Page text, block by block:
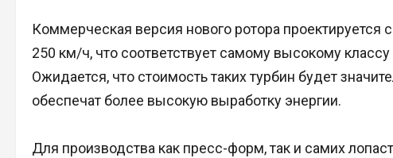
Коммерческая версия нового ротора проектируется
250 км/ч, что соответствует самому высокому
Ожидается, что стоимость таких турбин будет
обеспечат более высокую выработку энергии.
Для производства как пресс-форм, так и самих